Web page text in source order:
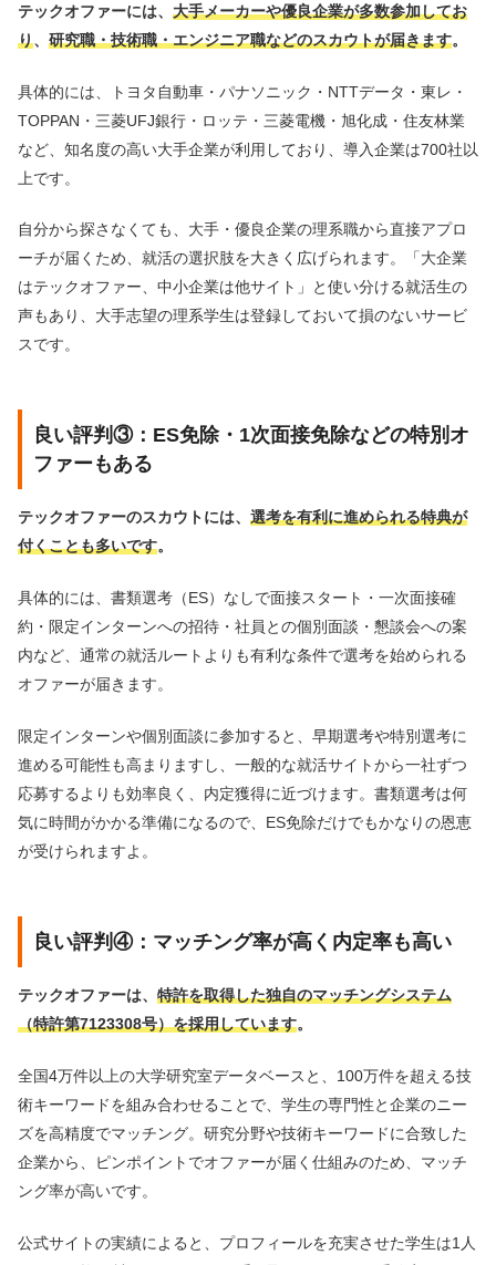
テックオファーには、 大手メーカーや優良企業が多数参加してお
り、 研究職・技術職・エンジニア職などのスカウトが届きます。
具体的には、トヨタ自動車・パナソニック・NTTデータ・東レ・
TOPPAN・三菱UFJ銀行・ロッテ・三菱電機・旭化成・住友林業
など、知名度の高い大手企業が利用しており、導入企業は700社以
上です。
自分から探さなくても、大手・優良企業の理系職から直接アプロ
ーチが届くため、就活の選択肢を大きく広げられます。「大企業
はテックオファー、中小企業は他サイト」と使い分ける就活生の
声もあり、大手志望の理系学生は登録しておいて損のないサービ
スです。
良い評判③：ES免除・1次面接免除などの特別オ
ファーもある
テックオファーのスカウトには、 選考を有利に進められる特典が
付くことも多いです。
具体的には、書類選考（ES）なしで面接スタート・一次面接確
約・限定インターンへの招待・社員との個別面談・懇談会への案
内など、通常の就活ルートよりも有利な条件で選考を始められる
オファーが届きます。
限定インターンや個別面談に参加すると、早期選考や特別選考に
進める可能性も高まりますし、一般的な就活サイトから一社ずつ
応募するよりも効率良く、内定獲得に近づけます。書類選考は何
気に時間がかかる準備になるので、ES免除だけでもかなりの恩恵
が受けられますよ。
良い評判④：マッチング率が高く内定率も高い
テックオファーは、 特許を取得した独自のマッチングシステム
（特許第7123308号）を採用しています。
全国4万件以上の大学研究室データベースと、100万件を超える技
術キーワードを組み合わせることで、学生の専門性と企業のニー
ズを高精度でマッチング。研究分野や技術キーワードに合致した
企業から、ピンポイントでオファーが届く仕組みのため、マッチ
ング率が高いです。
公式サイトの実績によると、プロフィールを充実させた学生は1人